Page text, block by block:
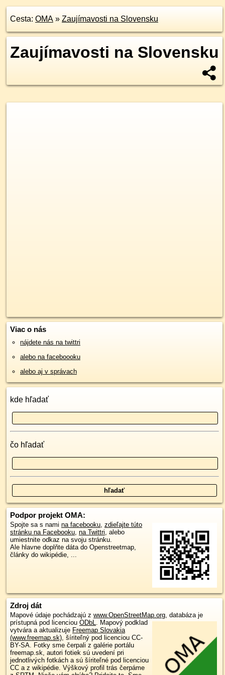
Cesta: OMA » Zaujímavosti na Slovensku
Zaujímavosti na Slovensku
Viac o nás
nájdete nás na twittri
alebo na faceboooku
alebo aj v správach
kde hľadať
čo hľadať
Podpor projekt OMA:
Spojte sa s nami na facebooku, zdieľajte túto
stránku na Facebooku, na Twittri, alebo
umiestnite odkaz na svoju stránku.
Ale hlavne doplňte dáta do Openstreetmap,
články do wikipédie, ...
Zdroj dát
Mapové údaje pochádzajú z www.OpenStreetMap.org, databáza je
prístupná pod licenciou ODbL. Mapový podklad
vytvára a aktualizuje Freemap Slovakia
(www.freemap.sk), šíriteľný pod licenciou CC-
BY-SA. Fotky sme čerpali z galérie portálu
freemap.sk, autori fotiek sú uvedení pri
jednotlivých fotkách a sú šíriteľné pod licenciou
CC a z wikipédie. Výškový profil trás čerpáme